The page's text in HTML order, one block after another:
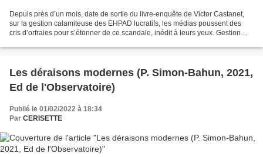
Depuis près d’un mois, date de sortie du livre-enquête de Victor Castanet,
sur la gestion calamiteuse des EHPAD lucratifs, les médias poussent des
cris d’orfraies pour s’étonner de ce scandale, inédit à leurs yeux. Gestion
Les déraisons modernes (P. Simon-Bahun, 2021,
Ed de l'Observatoire)
Publié le 01/02/2022 à 18:34
Par CERISETTE